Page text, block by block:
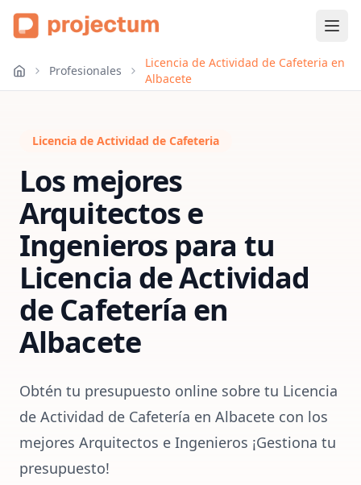
Profesionales
Licencia de Actividad de Cafeteria en
Albacete
Licencia de Actividad de Cafeteria
Los mejores
Arquitectos e
Ingenieros para tu
Licencia de Actividad
de Cafetería en
Albacete
Obtén tu presupuesto online sobre tu Licencia
de Actividad de Cafetería en Albacete con los
mejores Arquitectos e Ingenieros ¡Gestiona tu
presupuesto!